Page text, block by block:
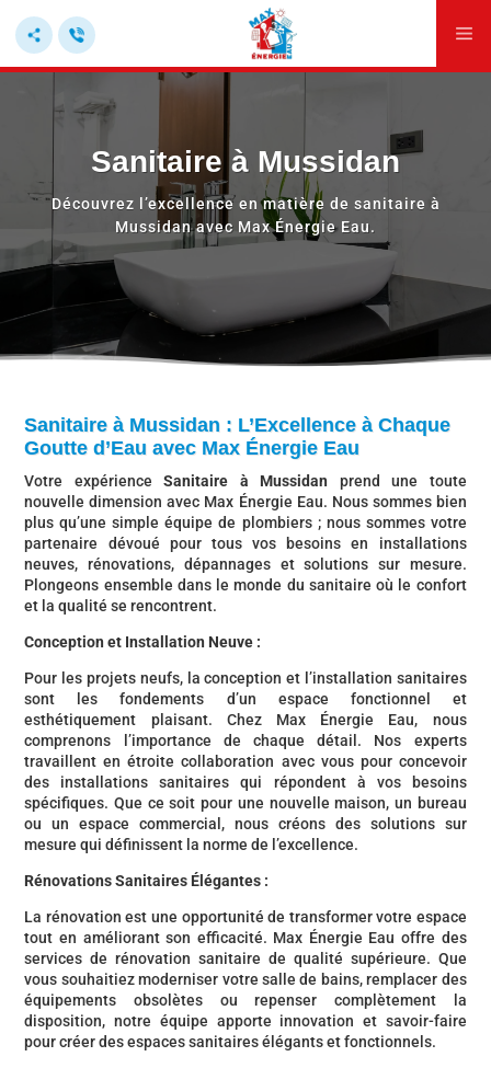
ACCUEIL PRESTATIONS CONTACT
Sanitaire à Mussidan
Découvrez l’excellence en matière de sanitaire à
Mussidanavec Max Énergie Eau.
Sanitaire à Mussidan : L’Excellence à Chaque
Goutte d’Eau avec Max Énergie Eau
Votre expérienceSanitaire à Mussidan prend une toute
nouvelle dimension avec Max Énergie Eau. Nous sommes bien
plus qu’une simple équipe de plombiers ; nous sommes votre
partenaire dévoué pour tous vos besoins en installations
neuves, rénovations, dépannages et solutions sur mesure.
Plongeons ensemble dans le monde du sanitaire où le confort
et la qualité se rencontrent.
Conception et Installation Neuve :
Pour les projets neufs, la conception et l’installation sanitaires
sont les fondements d’un espace fonctionnel et
esthétiquement plaisant. Chez Max Énergie Eau, nous
comprenons l’importance de chaque détail. Nos experts
travaillent en étroite collaboration avec vous pour concevoir
des installations sanitaires qui répondent à vos besoins
spécifiques. Que ce soit pour une nouvelle maison, un bureau
ou un espace commercial, nous créons des solutions sur
mesure qui définissent la norme de l’excellence.
Rénovations Sanitaires Élégantes :
La rénovation est une opportunité de transformer votre espace
tout en améliorant son efficacité. Max Énergie Eau offre des
services de rénovation sanitaire de qualité supérieure. Que
vous souhaitiez moderniser votre salle de bains, remplacer des
équipements obsolètes ou repenser complètement la
disposition, notre équipe apporte innovation et savoir-faire
pour créer des espaces sanitaires élégants et fonctionnels.